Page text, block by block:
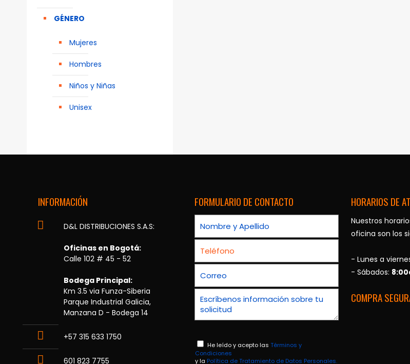
GÉNERO
Mujeres
Hombres
Niños y Niñas
Unisex
INFORMACIÓN
D&L DISTRIBUCIONES S.A.S:
Oficinas en Bogotá:
Calle 102 # 45 - 52
Bodega Principal:
Km 3.5 via Funza-Siberia
Parque Industrial Galicia,
Manzana D - Bodega 14
+57 315 633 1750
601 823 7755
FORMULARIO DE CONTACTO
He leído y acepto las Términos y
Condiciones
y la Política de Tratamiento de Datos Personales.
HORARIOS DE
Nuestros
oficina son los
- Lunes a
- Sábados:
COMPRA